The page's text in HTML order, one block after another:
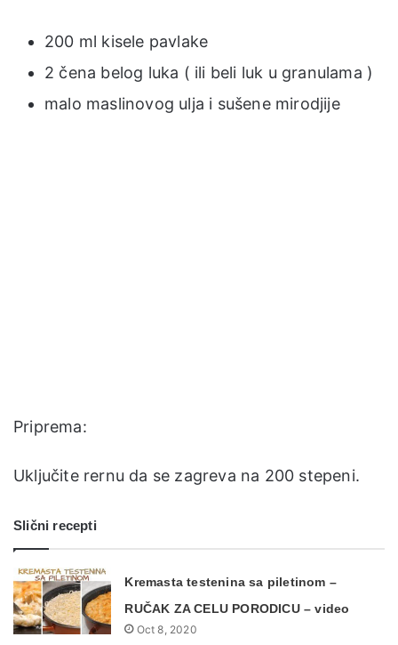
200 ml kisele pavlake
2 čena belog luka ( ili beli luk u granulama )
malo maslinovog ulja i sušene mirodjije
Priprema:
Uključite rernu da se zagreva na 200 stepeni.
Slični recepti
Kremasta testenina sa piletinom –
RUČAK ZA CELU PORODICU – video
Oct 8, 2020